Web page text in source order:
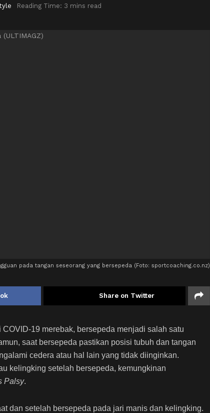
Reading Time: 3 mins read
pada tangan seseorang yang bersepeda (Foto: sportcoaching.co.nz)
Share on Twitter
COVID-19 merebak, bersepeda menjadi salah satu
saat bersepeda pastikan posisi tubuh dan tangan
cedera atau hal lain yang tidak diinginkan.
kelingking setelah bersepeda, kemungkinan
Palsy.
dan setelah bersepeda pada jari manis dan kelingking.